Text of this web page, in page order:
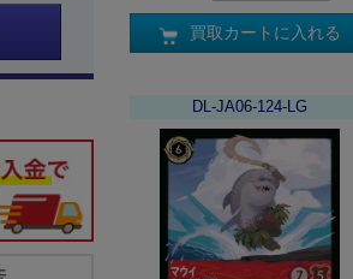
買取カートに入れる
DL-JA06-124-LG